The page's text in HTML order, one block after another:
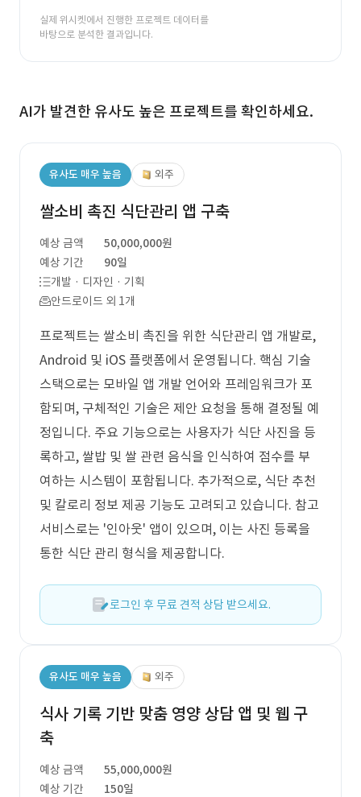
실제 위시켓에서 진행한 프로젝트 데이터를
바탕으로 분석한 결과입니다.
AI가 발견한 유사도 높은 프로젝트를 확인하세요.
유사도 매우 높음 외주
쌀소비 촉진 식단관리 앱 구축
예상 금액
50,000,000원
예상 기간
90일
개발 · 디자인 · 기획
안드로이드 외 1개
프로젝트는 쌀소비 촉진을 위한 식단관리 앱 개발로,
Android 및 iOS 플랫폼에서 운영됩니다. 핵심 기술
스택으로는 모바일 앱 개발 언어와 프레임워크가 포
함되며, 구체적인 기술은 제안 요청을 통해 결정될 예
정입니다. 주요 기능으로는 사용자가 식단 사진을 등
록하고, 쌀밥 및 쌀 관련 음식을 인식하여 점수를 부
여하는 시스템이 포함됩니다. 추가적으로, 식단 추천
및 칼로리 정보 제공 기능도 고려되고 있습니다. 참고
서비스로는 '인아웃' 앱이 있으며, 이는 사진 등록을
통한 식단 관리 형식을 제공합니다.
로그인 후 무료 견적 상담 받으세요.
유사도 매우 높음 외주
식사 기록 기반 맞춤 영양 상담 앱 및 웹 구
축
예상 금액
55,000,000원
예상 기간
150일